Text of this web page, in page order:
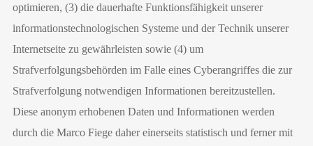
optimieren, (3) die dauerhafte Funktionsfähigkeit unserer
informationstechnologischen Systeme und der Technik unserer
Internetseite zu gewährleisten sowie (4) um
Strafverfolgungsbehörden im Falle eines Cyberangriffes die zur
Strafverfolgung notwendigen Informationen bereitzustellen.
Diese anonym erhobenen Daten und Informationen werden
durch die Marco Fiege daher einerseits statistisch und ferner mit